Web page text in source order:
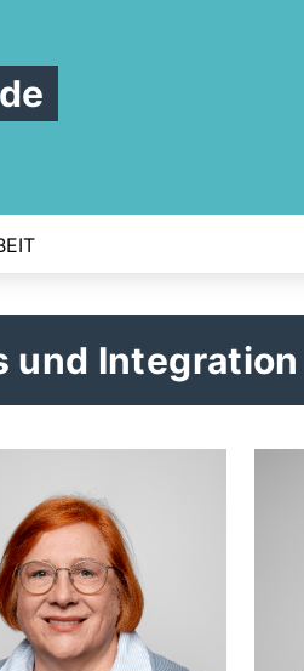
und Integration